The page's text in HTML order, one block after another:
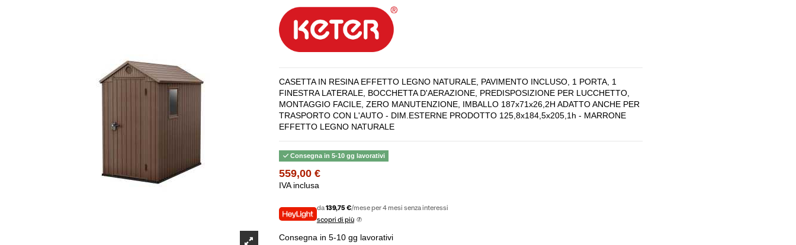
CASETTA IN RESINA EFFETTO LEGNO NATURALE, PAVIMENTO INCLUSO, 1 PORTA, 1
FINESTRA LATERALE, BOCCHETTA D'AERAZIONE, PREDISPOSIZIONE PER LUCCHETTO,
MONTAGGIO FACILE, ZERO MANUTENZIONE, IMBALLO 187x71x26,2H ADATTO ANCHE PER
TRASPORTO CON L'AUTO - DIM.ESTERNE PRODOTTO 125,8x184,5x205,1h - MARRONE
EFFETTO LEGNO NATURALE
Consegna in 5-10 gg lavorativi
559,00 €
IVA inclusa
da139,75 €/mese per 4 mesi senza interessi
scopri di più
Consegna in 5-10 gg lavorativi